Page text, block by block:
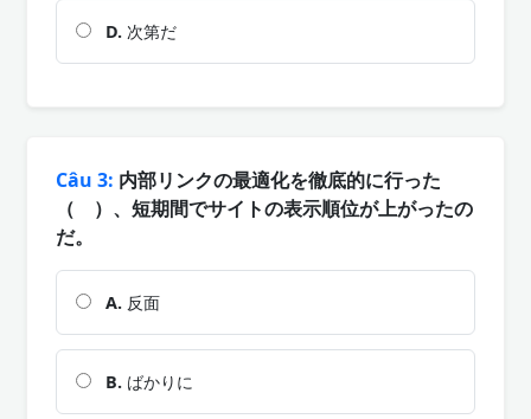
D. 次第だ
Câu 3: 内部リンクの最適化を徹底的に行った
（ ）、短期間でサイトの表示順位が上がったの
だ。
A. 反面
B. ばかりに